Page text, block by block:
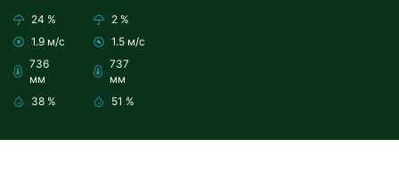
24 %
1.9 м/с
736
мм
38 %
2 %
1.5 м/с
737
мм
51 %